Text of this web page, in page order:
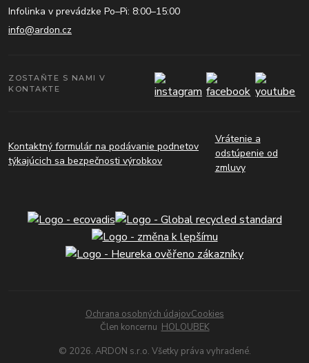
Infolinka v prevádzke Po–Pi: 8:00–15:00
info@ardon.cz
ZOSTAŇTE S NAMI V
KONTAKTE
Kontaktný formulár na podávanie podnetov
týkajúcich sa bezpečnosti výrobkov
Vrátenie a
odstúpenie od
zmluvy
Ochrana osobných údajovCookies
Člen koncernu HOLOUBEK
© 2026. ARDON s.r.o. Všetky práva vyhradené.